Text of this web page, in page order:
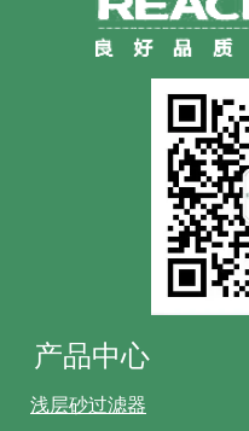
产品中心
浅层砂过滤器